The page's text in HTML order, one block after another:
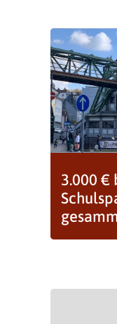
3.000 €